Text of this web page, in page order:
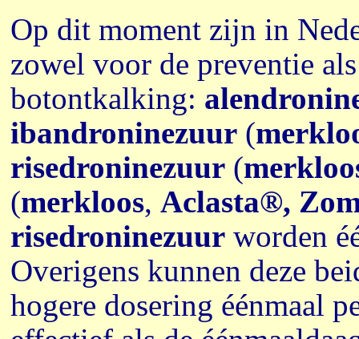
Op dit moment zijn in
zowel voor de preventie
botontkalking:
ibandroninezuur (
risedroninezuur (
(merkloos, Aclasta®,
risedroninezuur worden
Overigens kunnen deze
hogere dosering éénmaal